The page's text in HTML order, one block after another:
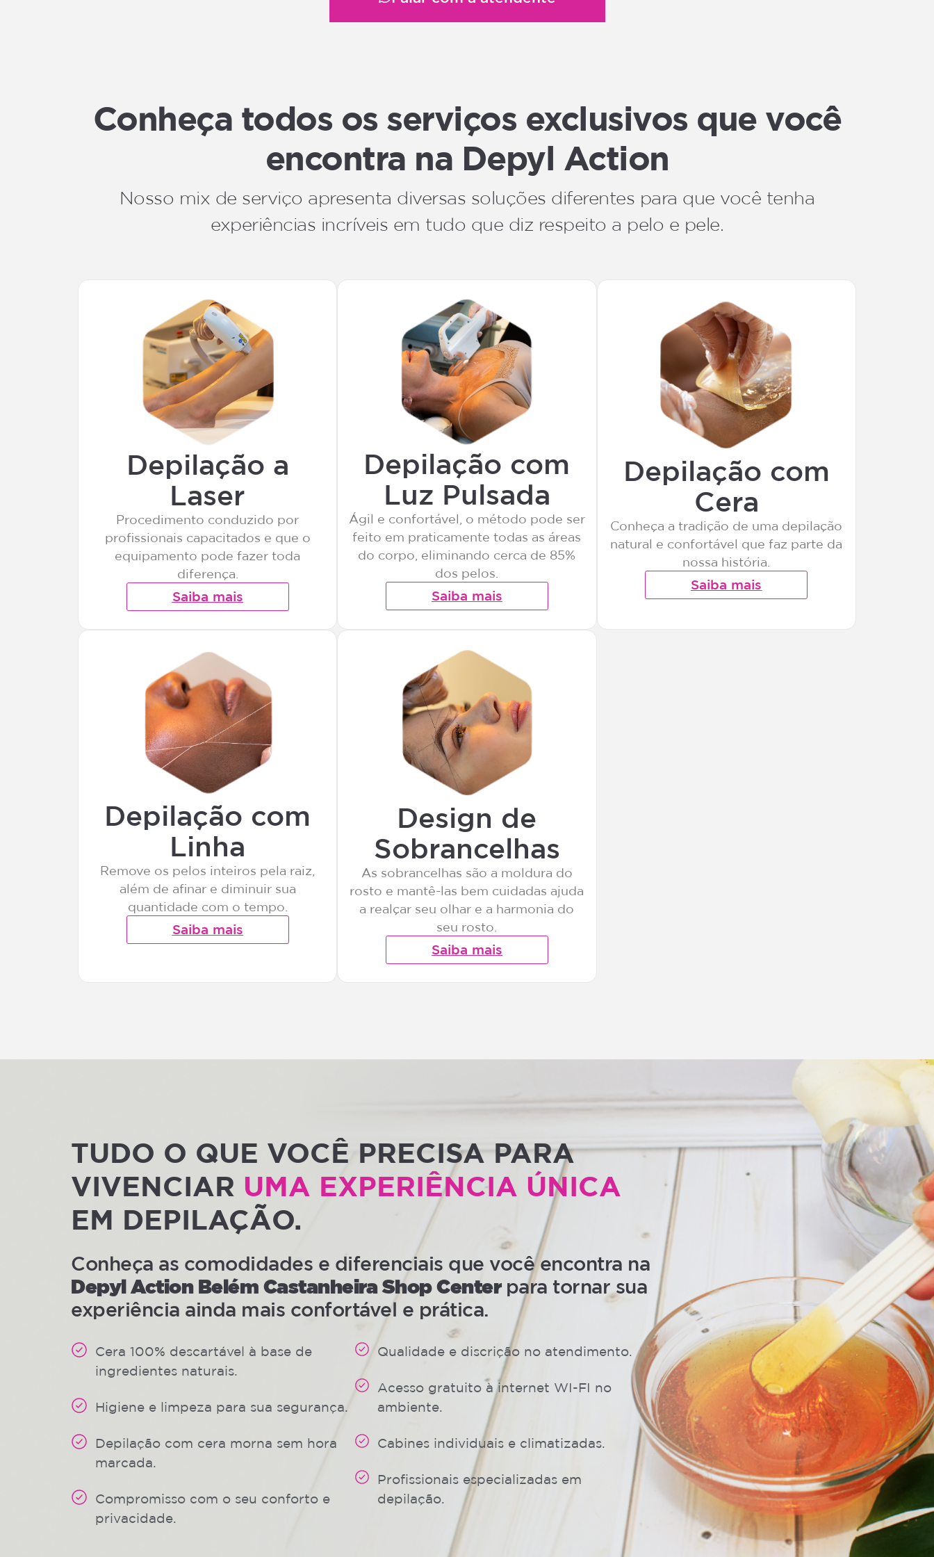
Conheça todos os serviços exclusivos que você
encontra na Depyl Action
Nosso mix de serviço apresenta diversas soluções diferentes para que você tenha
experiências incríveis em tudo que diz respeito a pelo e pele.
Depilação a
Laser
Procedimento conduzido por
profissionais capacitados e que o
equipamento pode fazer toda
diferença.
Saiba mais
Depilação com
Luz Pulsada
Ágil e confortável, o método pode ser
feito em praticamente todas as áreas
do corpo, eliminando cerca de 85%
dos pelos.
Saiba mais
Depilação com
Cera
Conheça a tradição de uma depilação
natural e confortável que faz parte da
nossa história.
Saiba mais
Depilação com
Linha
Remove os pelos inteiros pela raiz,
além de afinar e diminuir sua
quantidade com o tempo.
Saiba mais
Design de
Sobrancelhas
As sobrancelhas são a moldura do
rosto e mantê-las bem cuidadas ajuda
a realçar seu olhar e a harmonia do
seu rosto.
Saiba mais
TUDO O QUE VOCÊ PRECISA PARA
VIVENCIAR UMA EXPERIÊNCIA ÚNICA
EM DEPILAÇÃO.
Conheça as comodidades e diferenciais que você encontra na
Depyl Action Belém Castanheira Shop Center para tornar sua
experiência ainda mais confortável e prática.
Cera 100% descartável à base de
ingredientes naturais.
Higiene e limpeza para sua segurança.
Depilação com cera morna sem hora
marcada.
Compromisso com o seu conforto e
privacidade.
Qualidade e discrição no atendimento.
Acesso gratuito à internet WI-FI no
ambiente.
Cabines individuais e climatizadas.
Profissionais especializadas em
depilação.